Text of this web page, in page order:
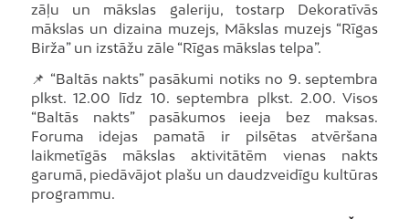
zāļu un mākslas galeriju, tostarp Dekoratīvās
mākslas un dizaina muzejs, Mākslas muzejs “Rīgas
Birža” un izstāžu zāle “Rīgas mākslas telpa”.
📌 “Baltās nakts” pasākumi notiks no 9. septembra
plkst. 12.00 līdz 10. septembra plkst. 2.00. Visos
“Baltās nakts” pasākumos ieeja bez maksas.
Foruma idejas pamatā ir pilsētas atvēršana
laikmetīgās mākslas aktivitātēm vienas nakts
garumā, piedāvājot plašu un daudzveidīgu kultūras
programmu.